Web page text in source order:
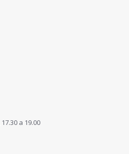
a 19.00